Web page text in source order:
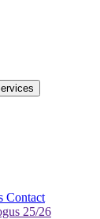
Contact
25/26